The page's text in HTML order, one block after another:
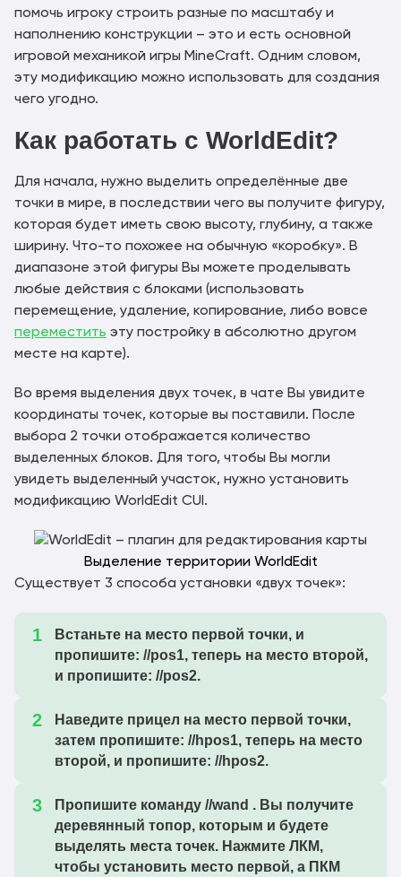
worldedit-mod-7.4.0.jar 1.21.11 Скачать
worldedit-bukkit-
7.3.19.jar
rc-01.jar
worldedit-mod-7.4.0-rc-
1.21.11 Скачать
worldedit-bukkit-7.4.0-
beta-3.1.jar
1.21.11
worldedit-bukkit-7.4.0-
beta-03.jar
1.21.11 Скачать
beta-03.jar
worldedit-bukkit-7.4.0-
1.21.11 Скачать
worldedit-mod-7.4.0-
beta-02.jar
1.21.11
worldedit-bukkit-
1.21.11 Скачать
worldedit-mod-7.3.18.jar 1.21.11
worldedit-bukkit-7.3.18-
beta-01.jar
1.21.11
worldedit-mod-7.3.18-
worldedit-bukkit-7.4.0-
beta-01.jar
1.21.10
beta-01.jar
1.21.10 Скачать
worldedit-bukkit-
7.3.17.jar
1.21.10 Скачать
помочь игроку строить разные по масштабу и
наполнению конструкции – это и есть основной
игровой механикой игры MineCraft. Одним словом,
эту модификацию можно использовать для создания
чего угодно.
Как работать с WorldEdit?
Для начала, нужно выделить определённые две
точки в мире, в последствии чего вы получите фигуру,
которая будет иметь свою высоту, глубину, а также
ширину. Что-то похожее на обычную «коробку». В
диапазоне этой фигуры Вы можете проделывать
любые действия с блоками (использовать
перемещение, удаление, копирование, либо вовсе
переместить эту постройку в абсолютно другом
месте на карте).
Во время выделения двух точек, в чате Вы увидите
координаты точек, которые вы поставили. После
выбора 2 точки отображается количество
выделенных блоков. Для того, чтобы Вы могли
увидеть выделенный участок, нужно установить
модификацию WorldEdit CUI.
Выделение территории WorldEdit
Существует 3 способа установки «двух точек»:
Встаньте на место первой точки, и
пропишите: //pos1, теперь на место второй,
и пропишите: //pos2.
Наведите прицел на место первой точки,
затем пропишите: //hpos1, теперь на место
второй, и пропишите: //hpos2.
Пропишите команду //wand . Вы получите
деревянный топор, которым и будете
выделять места точек. Нажмите ЛКМ,
чтобы установить место первой, а ПКМ